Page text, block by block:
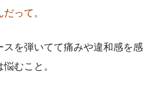
って。
スを弾いてて痛みや違和感を
むこと。